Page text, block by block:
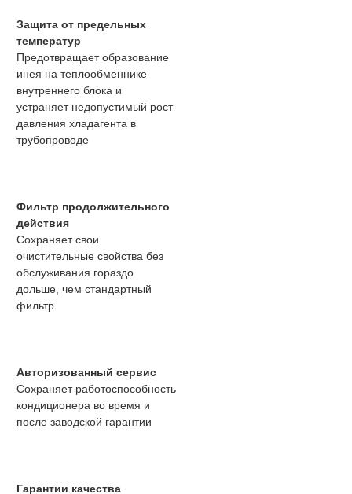
Защита от предельных
температур
Предотвращает образование
инея на теплообменнике
внутреннего блока и
устраняет недопустимый рост
давления хладагента в
трубопроводе
Фильтр продолжительного
действия
Сохраняет свои
очистительные свойства без
обслуживания гораздо
дольше, чем стандартный
фильтр
Авторизованный сервис
Сохраняет работоспособность
кондиционера во время и
после заводской гарантии
Гарантии качества